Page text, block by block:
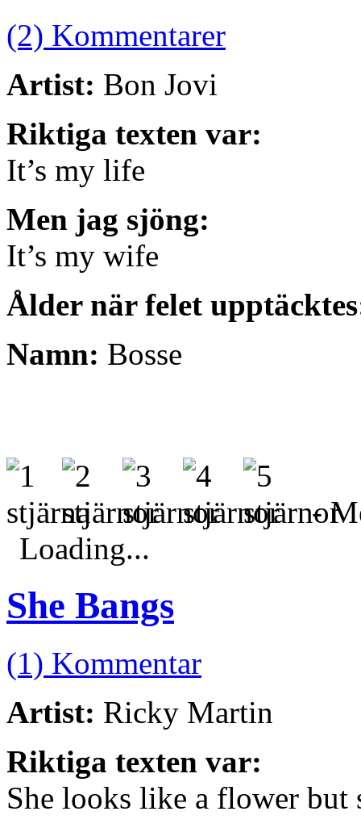
(2) Kommentarer
Artist: Bon Jovi
Riktiga texten var:
It’s my life
Men jag sjöng:
It’s my wife
Ålder när felet
Namn: Bosse
-
Loading...
She Bangs
(1) Kommentar
Artist: Ricky Martin
Riktiga texten var:
She looks like a flower but